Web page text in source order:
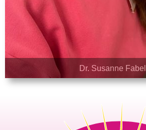
Dr. Susanne Fabel